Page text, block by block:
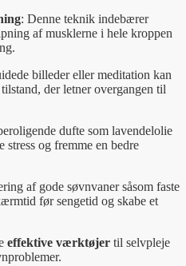
: Denne teknik indebærer
af musklerne i hele kroppen
billeder eller meditation kan
der letner overgangen til
dufte som lavendelolie
stress og fremme en bedre
af gode søvnvaner såsom faste
før sengetid og skabe et
effektive værktøjer til selvpleje